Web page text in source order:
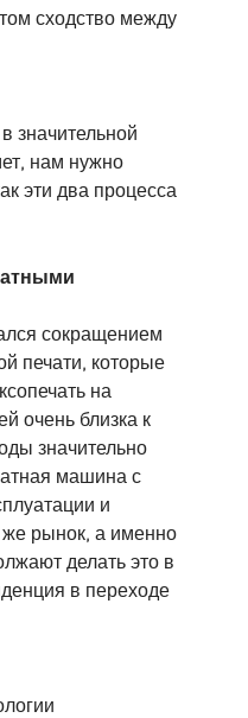
сходство между
значительной
нам нужно
эти два процесса
сокращением
печати, которые
на
очень близка к
значительно
машина с
и
же рынок, а именно
делать это в
в переходе